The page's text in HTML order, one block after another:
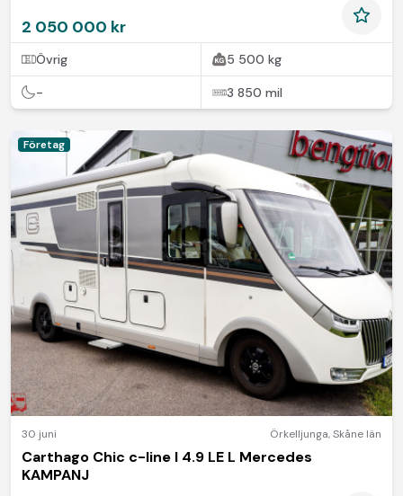
2 050 000 kr
Övrig 5 500 kg
- 3 850 mil
Företag
30 juni Örkelljunga,Skåne län
Carthago Chic c-line I 4.9 LE L Mercedes
KAMPANJ